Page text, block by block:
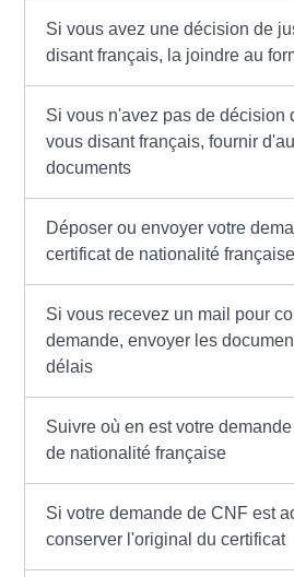
Si vous avez une décision de
disant français, la joindre au
Si vous n'avez pas de décision
vous disant français, fournir
documents
Déposer ou envoyer votre
certificat de nationalité française
Si vous recevez un mail pour
demande, envoyer les
délais
Suivre où en est votre
de nationalité française
Si votre demande de CNF est
conserver l'original du certificat